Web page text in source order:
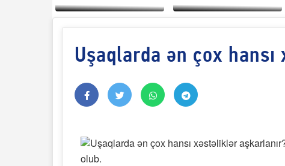
Yaxın Şərqdəki
müharibənin qısa Olduğu kimi görünən
Uşaqlarda ən çox
olub.